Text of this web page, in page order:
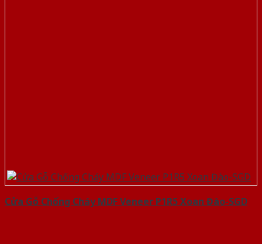
Cửa Gỗ Chống Cháy MDF Veneer P1R5 Xoan Đào-SGD